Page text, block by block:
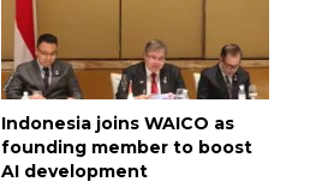
Indonesia joins WAICO as
founding member to boost
AI development